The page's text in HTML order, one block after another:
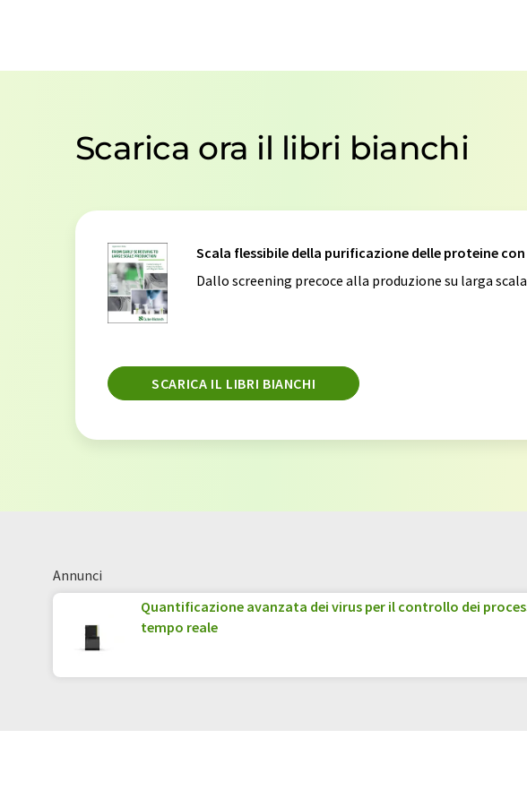
Scarica ora il libri bianchi
Scala flessibile della purificazione delle proteine
Dallo screening precoce alla produzione su larga
SCARICA IL LIBRI BIANCHI
Annunci
Quantificazione avanzata dei virus per il controllo dei
tempo reale